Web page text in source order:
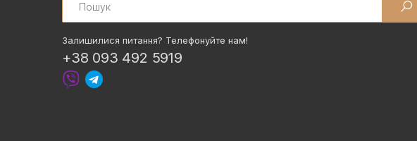
Залишилися питання? Телефонуйте нам!
+38 093 492 5919